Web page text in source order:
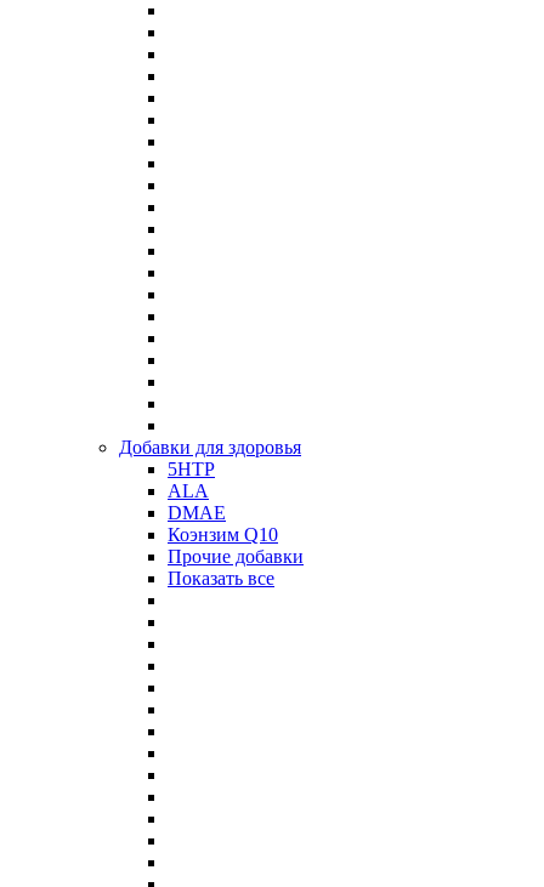
Добавки для здоровья
5HTP
ALA
DMAE
Коэнзим Q10
Прочие добавки
Показать все